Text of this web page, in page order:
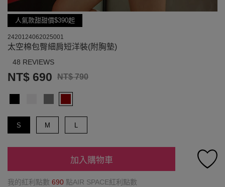
人氣款甜甜價$390起
2420124062025001
太空棉包臀細肩短洋裝(附胸墊)
48 REVIEWS
NT$ 690 NT$ 790
S M L
加入購物車
我的紅利點數 690 點AIR SPACE紅利點數